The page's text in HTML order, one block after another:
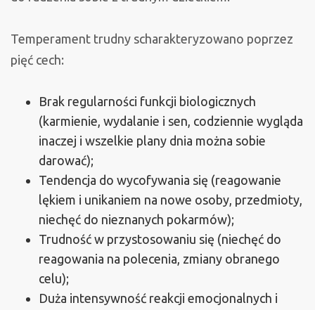
Temperament trudny scharakteryzowano poprzez
pięć cech:
Brak regularności funkcji biologicznych
(karmienie, wydalanie i sen, codziennie wygląda
inaczej i wszelkie plany dnia można sobie
darować);
Tendencja do wycofywania się (reagowanie
lękiem i unikaniem na nowe osoby, przedmioty,
niechęć do nieznanych pokarmów);
Trudność w przystosowaniu się (niechęć do
reagowania na polecenia, zmiany obranego
celu);
Duża intensywność reakcji emocjonalnych i